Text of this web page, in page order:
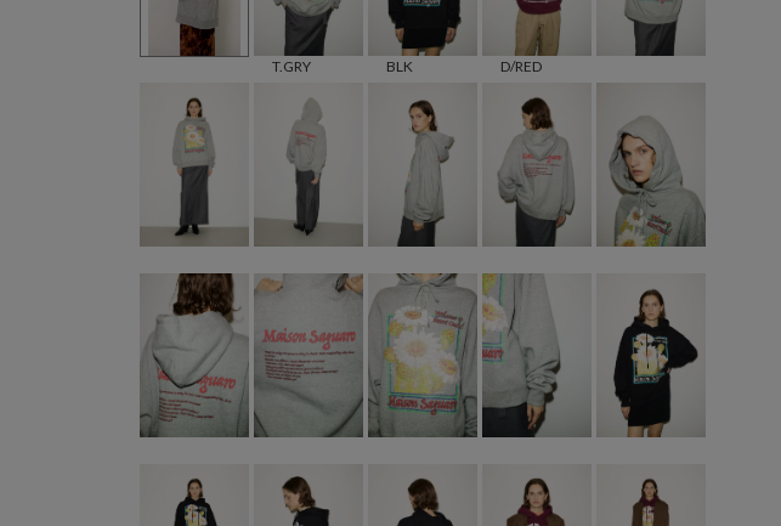
T.GRY BLK D/RED